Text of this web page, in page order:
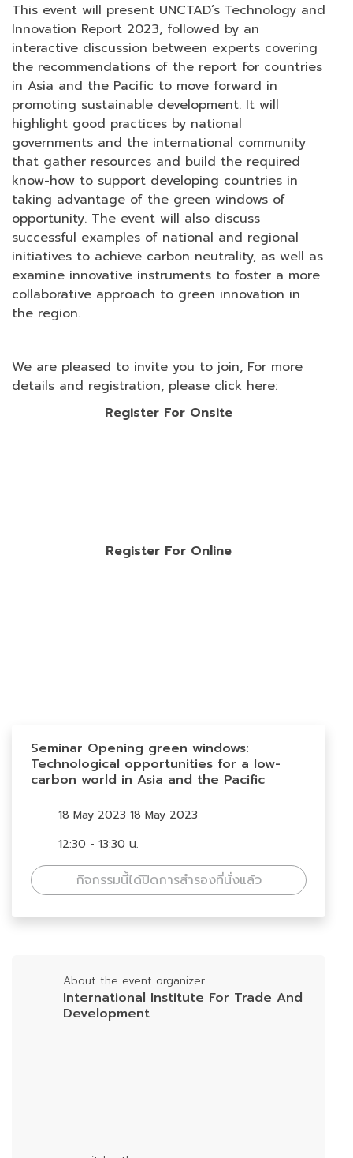
This event will present UNCTAD’s Technology and
Innovation Report 2023, followed by an
interactive discussion between experts covering
the recommendations of the report for countries
in Asia and the Pacific to move forward in
promoting sustainable development. It will
highlight good practices by national
governments and the international community
that gather resources and build the required
know-how to support developing countries in
taking advantage of the green windows of
opportunity. The event will also discuss
successful examples of national and regional
initiatives to achieve carbon neutrality, as well as
examine innovative instruments to foster a more
collaborative approach to green innovation in
the region.
We are pleased to invite you to join, For more
details and registration, please click here:
Register For Onsite
Register For Online
Seminar Opening green windows:
Technological opportunities for a low-
carbon world in Asia and the Pacific
18 May 2023 18 May 2023
12:30 - 13:30 น.
กิจกรรมนี้ได้ปิดการสำรองที่นั่งแล้ว
About the event organizer
International Institute For Trade And
Development